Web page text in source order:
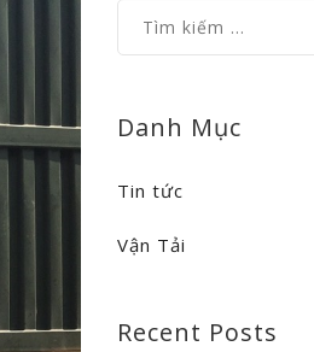
Danh Mục
Tin tức
Vận Tải
Recent Posts